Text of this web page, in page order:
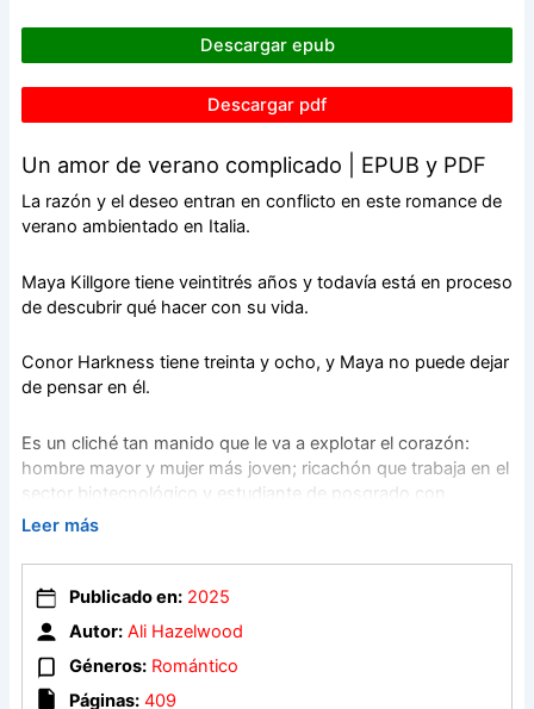
Descargar epub
Descargar pdf
Un amor de verano complicado | EPUB y PDF
La razón y el deseo entran en conflicto en este romance de
verano ambientado en Italia.
Maya Killgore tiene veintitrés años y todavía está en proceso
de descubrir qué hacer con su vida.
Conor Harkness tiene treinta y ocho, y Maya no puede dejar
de pensar en él.
Es un cliché tan manido que le va a explotar el corazón:
hombre mayor y mujer más joven; ricachón que trabaja en el
sector biotecnológico y estudiante de posgrado con
dificultades para llegar a fin de mes; el mejor amigo de su
le ha dicho Conor en más de una ocasión, la dinámica de
poder está demasiado descompensada. Cualquier relación
entre ellos sería conflictiva por muchos motivos, así que
Maya debería quitárselo de la cabeza. Al fin y al cabo, Conor
ha dejado claro que no quiere que ella forme parte de su
vida.
Leer más
Publicado en: 2025
Autor: Ali Hazelwood
Géneros: Romántico
Páginas: 409